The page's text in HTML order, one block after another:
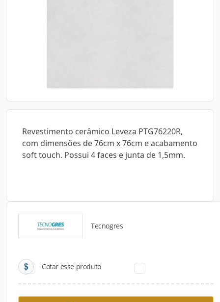
Revestimento cerâmico Leveza PTG76220R,
com dimensões de 76cm x 76cm e acabamento
soft touch. Possui 4 faces e junta de 1,5mm.
Tecnogres
Cotar esse produto
Catálogos para Download